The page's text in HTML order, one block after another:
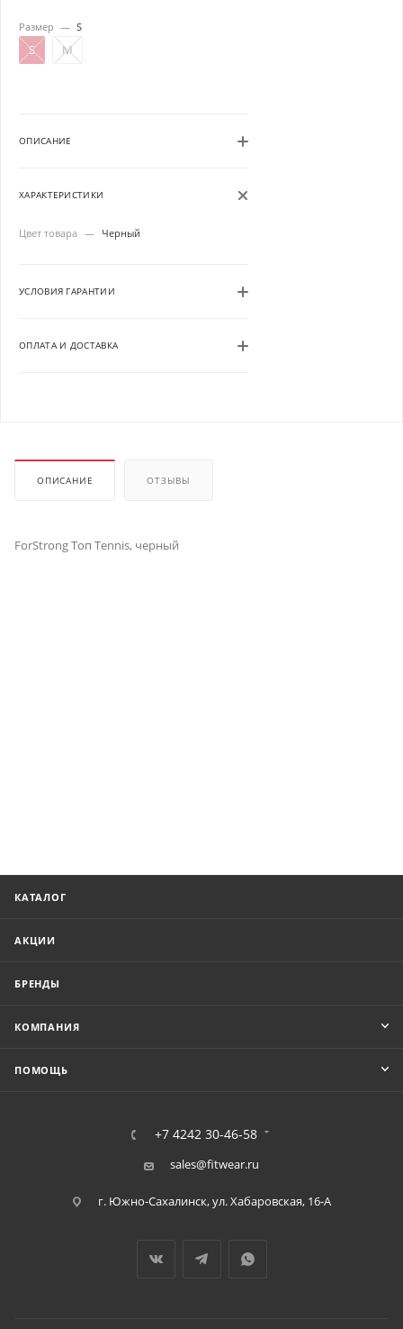
Размер — S
S M
ОПИСАНИЕ
ХАРАКТЕРИСТИКИ
Цвет товара — Черный
УСЛОВИЯ ГАРАНТИИ
ОПЛАТА И ДОСТАВКА
ОПИСАНИЕ ОТЗЫВЫ
ForStrong Топ Tennis, черный
КАТАЛОГ
АКЦИИ
БРЕНДЫ
КОМПАНИЯ
ПОМОЩЬ
+7 4242 30-46-58
sales@fitwear.ru
г. Южно-Сахалинск, ул. Хабаровская, 16-А